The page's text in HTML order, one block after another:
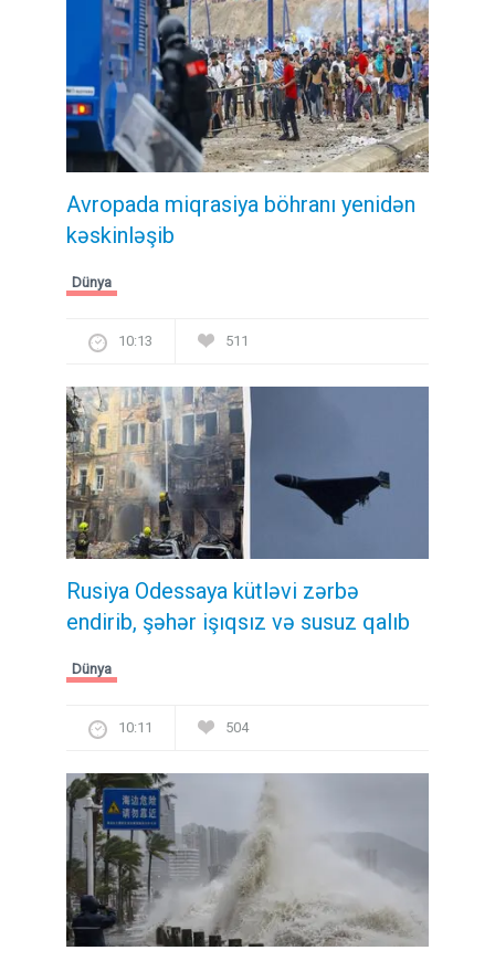
Avropada miqrasiya böhranı yenidən
kəskinləşib
Dünya
10:13 511
Rusiya Odessaya kütləvi zərbə
endirib, şəhər işıqsız və susuz qalıb
Dünya
10:11 504